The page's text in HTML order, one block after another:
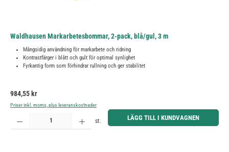
Waldhausen Markarbetesbommar, 2-pack, blå/gul, 3 m
Mångsidig användning för markarbete och ridning
Kontrastfärger i blått och gult för optimal synlighet
Fyrkantig form som förhindrar rullning och ger stabilitet
Ordinarie pris:
984,55 kr
Priser inkl. moms, plus leveranskostnader
Produktkvantitet: Ange önskat belopp eller använd knapparna för att öka eller minska kvantiteten.
st. LÄGG TILL I KUNDVAGNEN